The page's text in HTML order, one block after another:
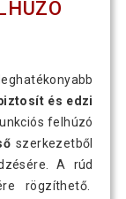
és edzi
felhúzó
szerkezetből
A rúd
rögzíthető.